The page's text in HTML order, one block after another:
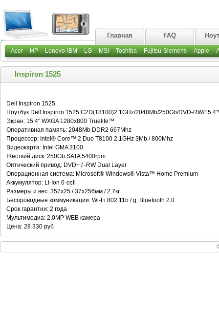
Главная FAQ
Acer HP Lenovo-IBM LG MSI Toshiba Fujitsu-Siemens Apple
Inspiron 1525
Dell Inspiron 1525
Ноутбук Dell Inspiron 1525 C2D(T8100)2.1GHz/2048Mb/250Gb/DVD-RW/
Экран: 15.4" WXGA 1280x800 Truelife™
Оперативная память: 2048Mb DDR2 667Mhz
Процессор: Intel® Core™ 2 Duo T8100 2.1GHz 3Mb / 800Mhz
Видеокарта: Intel GMA 3100
Жесткий диск: 250Gb SATA 5400rpm
Оптический привод: DVD+ / -RW Dual Layer
Операционная система: Microsoft® Windows® Vista™ Home Premium
Аккумулятор: Li-Ion 6-cell
Размеры и вес: 357x25 / 37x256мм / 2.7кг
Беспроводные коммуникации: Wi-Fi 802.11b / g, Bluetooth 2.0
Срок гарантии: 2 года
Мультимедиа: 2.0MP WEB камера
Цена: 28 330 руб